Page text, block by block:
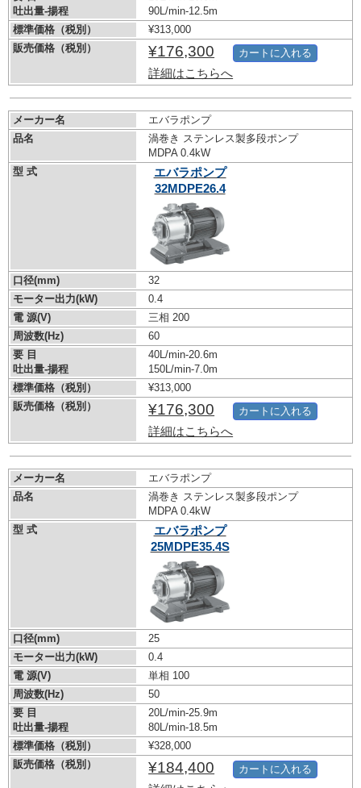
吐出量-揚程
90L/min-12.5m
標準価格（税別）
¥313,000
販売価格（税別）
¥176,300
詳細はこちらへ
カートに入れる
メーカー名
エバラポンプ
品名
渦巻き ステンレス製多段ポンプ
MDPA 0.4kW
型 式
エバラポンプ
32MDPE26.4
口径(mm)
32
モーター出力(kW)
0.4
電 源(V)
三相 200
周波数(Hz)
60
要 目
吐出量-揚程
40L/min-20.6m
150L/min-7.0m
標準価格（税別）
¥313,000
販売価格（税別）
¥176,300
詳細はこちらへ
カートに入れる
メーカー名
エバラポンプ
品名
渦巻き ステンレス製多段ポンプ
MDPA 0.4kW
型 式
エバラポンプ
25MDPE35.4S
口径(mm)
25
モーター出力(kW)
0.4
電 源(V)
単相 100
周波数(Hz)
50
要 目
吐出量-揚程
20L/min-25.9m
80L/min-18.5m
標準価格（税別）
¥328,000
販売価格（税別）
¥184,400 カートに入れる